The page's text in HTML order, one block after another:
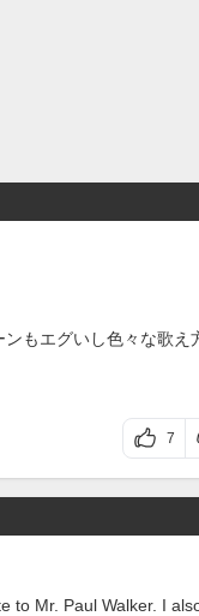
もエグいし色々な歌え
7
to Mr. Paul Walker. I